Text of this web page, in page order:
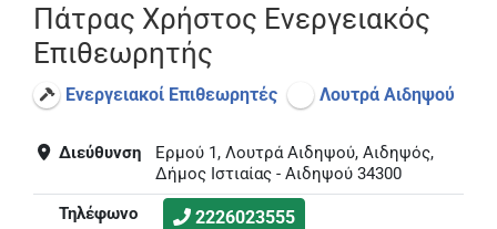
Πάτρας Χρήστος Ενεργειακός
Επιθεωρητής
Ενεργειακοί Επιθεωρητές Λουτρά Αιδηψού
Διεύθυνση
Ερμού 1, Λουτρά Αιδηψού, Αιδηψός,
Δήμος Ιστιαίας - Αιδηψού 34300
Τηλέφωνο
2226023555